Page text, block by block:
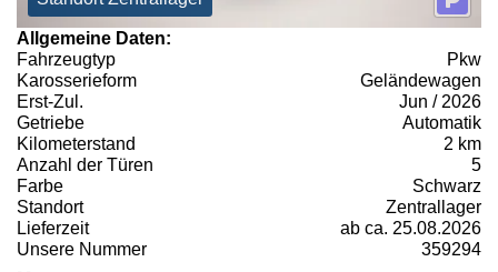
Allgemeine Daten:
Fahrzeugtyp
Pkw
Karosserieform
Geländewagen
Erst-Zul.
Jun / 2026
Getriebe
Automatik
Kilometerstand
2 km
Anzahl der Türen
5
Farbe
Schwarz
Standort
Zentrallager
Lieferzeit
ab ca. 25.08.2026
Unsere Nummer
359294